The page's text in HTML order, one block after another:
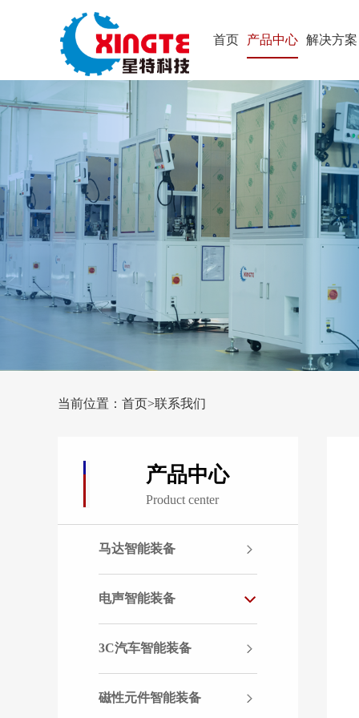
首页 产品中心 解决方案
当前位置：首页>联系我们
产品中心
Product center
马达智能装备
电声智能装备
3C汽车智能装备
磁性元件智能装备